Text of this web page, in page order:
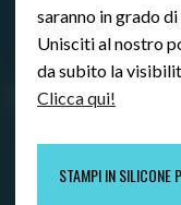
saranno in grado
Unisciti al nostro
da subito la
Clicca qui!
STAMPI IN SILICONE